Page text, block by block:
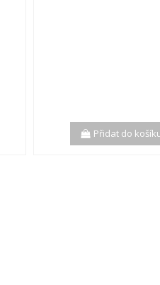
Přidat do